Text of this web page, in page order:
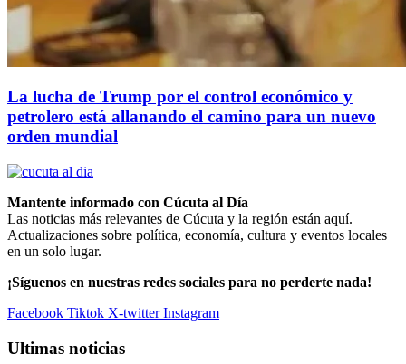
La lucha de Trump por el control económico y
petrolero está allanando el camino para un nuevo
orden mundial
Mantente informado con Cúcuta al Día
Las noticias más relevantes de Cúcuta y la región están aquí.
Actualizaciones sobre política, economía, cultura y eventos locales
en un solo lugar.
¡Síguenos en nuestras redes sociales para no perderte nada!
Facebook Tiktok X-twitter Instagram
Ultimas noticias